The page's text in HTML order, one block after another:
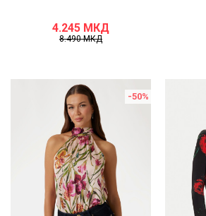
4.245 МКД
8.490МКД
-50%